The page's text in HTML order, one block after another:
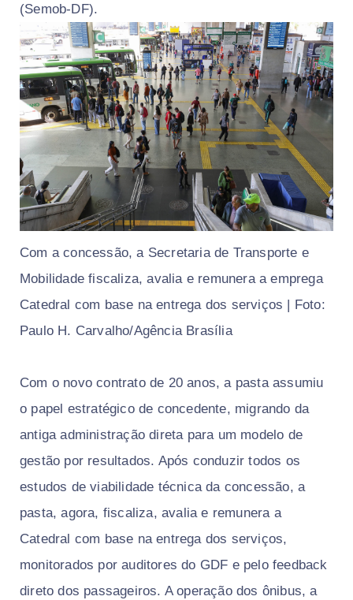
(Semob-DF).
Com a concessão, a Secretaria de Transporte e
Mobilidade fiscaliza, avalia e remunera a emprega
Catedral com base na entrega dos serviços | Foto:
Paulo H. Carvalho/Agência Brasília
Com o novo contrato de 20 anos, a pasta assumiu
o papel estratégico de concedente, migrando da
antiga administração direta para um modelo de
gestão por resultados. Após conduzir todos os
estudos de viabilidade técnica da concessão, a
pasta, agora, fiscaliza, avalia e remunera a
Catedral com base na entrega dos serviços,
monitorados por auditores do GDF e pelo feedback
direto dos passageiros. A operação dos ônibus, a